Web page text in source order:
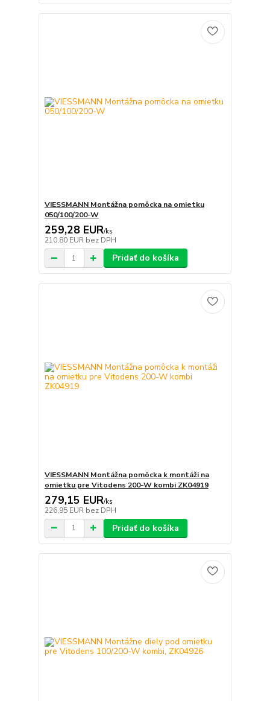
VIESSMANN Montážna pomôcka na omietku
050/100/200-W
259,28 EUR/ks
210,80 EUR bez DPH
Pridať do košíka
VIESSMANN Montážna pomôcka k montáži na
omietku pre Vitodens 200-W kombi ZK04919
279,15 EUR/ks
226,95 EUR bez DPH
Pridať do košíka